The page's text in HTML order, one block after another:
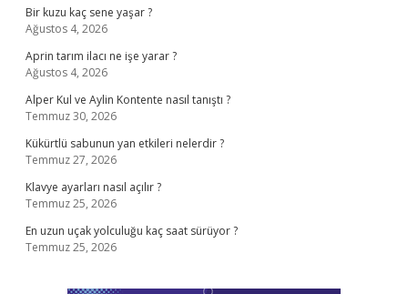
Bir kuzu kaç sene yaşar ?
Ağustos 4, 2026
Aprin tarım ilacı ne işe yarar ?
Ağustos 4, 2026
Alper Kul ve Aylin Kontente nasıl tanıştı ?
Temmuz 30, 2026
Kükürtlü sabunun yan etkileri nelerdir ?
Temmuz 27, 2026
Klavye ayarları nasıl açılır ?
Temmuz 25, 2026
En uzun uçak yolculuğu kaç saat sürüyor ?
Temmuz 25, 2026